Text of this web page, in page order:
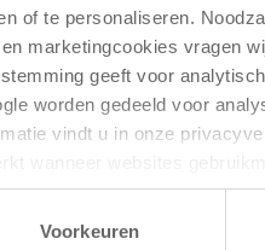
of te personaliseren.
marketingcookies vragen
geeft voor
worden gedeeld voor
vindt u in onze
de cookie-instellingen. Zie
Voorkeuren